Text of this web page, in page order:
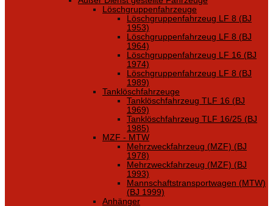
Löschgruppenfahrzeuge
Löschgruppenfahrzeug LF 8 (BJ
1953)
Löschgruppenfahrzeug LF 8 (BJ
1964)
Löschgruppenfahrzeug LF 16 (BJ
1974)
Löschgruppenfahrzeug LF 8 (BJ
1989)
Tanklöschfahrzeuge
Tanklöschfahrzeug TLF 16 (BJ
1969)
Tanklöschfahrzeug TLF 16/25 (BJ
1985)
MZF - MTW
Mehrzweckfahrzeug (MZF) (BJ
1978)
Mehrzweckfahrzeug (MZF) (BJ
1993)
Mannschaftstransportwagen (MTW)
(BJ 1999)
Anhänger